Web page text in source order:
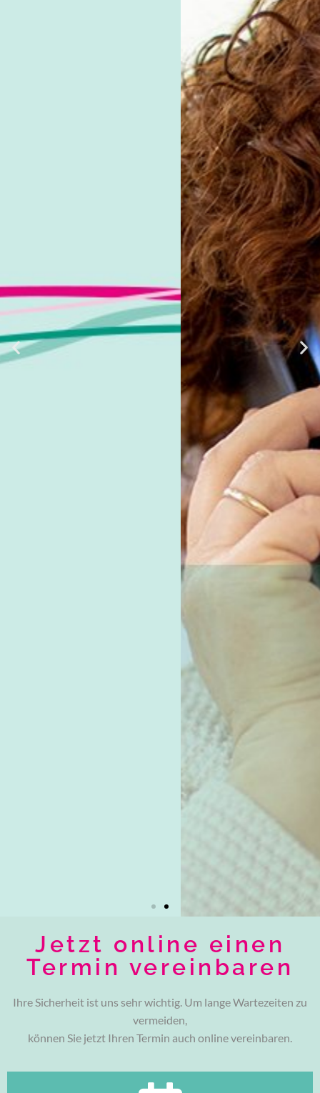
Kontakt
Jetzt online einen
Termin vereinbaren
Ihre Sicherheit ist uns sehr wichtig. Um lange Wartezeiten zu
vermeiden,
können Sie jetzt Ihren Termin auch online vereinbaren.